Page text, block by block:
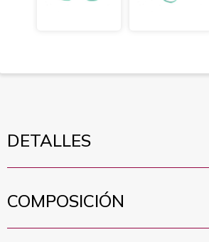
DETALLES
COMPOSICIÓN